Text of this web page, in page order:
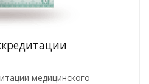
медицинского